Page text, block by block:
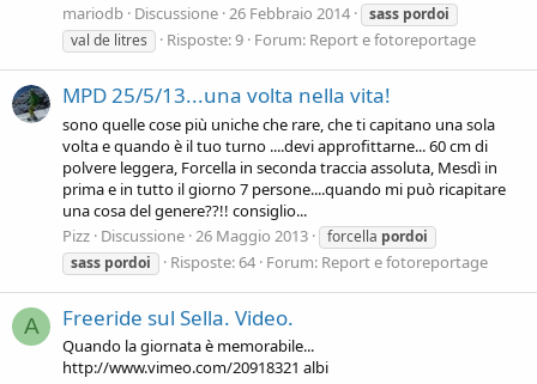
mariodb Discussione 26 Febbraio 2014 sass pordoi
val de litres
Risposte: 9 Forum: Report e fotoreportage
MPD 25/5/13...una volta nella vita!
sono quelle cose più uniche che rare, che ti capitano una sola
volta e quando è il tuo turno ....devi approfittarne... 60 cm di
polvere leggera, Forcella in seconda traccia assoluta, Mesdì in
prima e in tutto il giorno 7 persone....quando mi può ricapitare
una cosa del genere??!! consiglio...
Pizz Discussione 26 Maggio 2013 forcella pordoi
sass pordoi Risposte: 64 Forum: Report e fotoreportage
A Freeride sul Sella. Video.
Quando la giornata è memorabile...
http://www.vimeo.com/20918321 albi